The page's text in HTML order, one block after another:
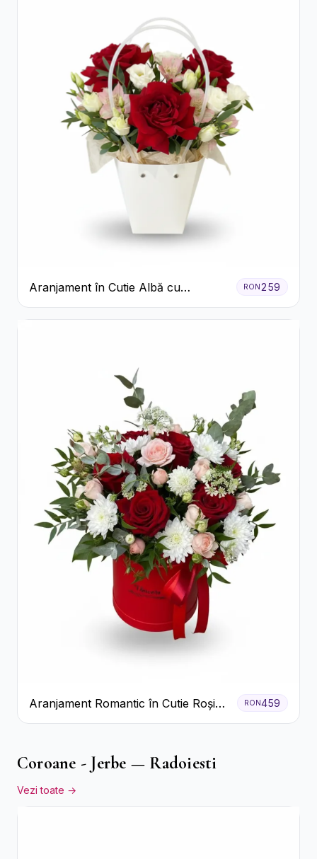
Aranjament în Cutie Albă cu
Trandafiri Roșii și Lisianthus
RON 259
Aranjament Romantic în Cutie Roșie
cu Trandafiri și Crizanteme
RON459
Coroane - Jerbe — Radoiesti
Vezi toate →